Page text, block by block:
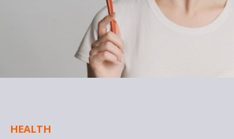
HEALTH